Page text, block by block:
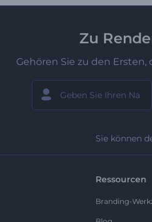
Zu
Gehören Sie zu den
Sie können
Ressourcen
Branding-